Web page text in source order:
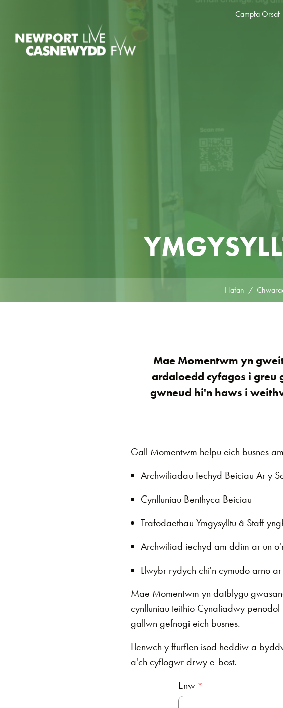
Campfa Orsaf
Hafan
Mae Momentwm yn
ardaloedd cyfagos i
gwneud hi'n haws i
Gall Momentwm helpu eich busnes
Archwiliadau Iechyd Beiciau Ar y
Cynlluniau Benthyca Beiciau
Trafodaethau Ymgysylltu â Staff
Archwiliad iechyd am ddim ar un
Llwybr rydych chi'n cymudo arno
Mae Momentwm yn datblygu
cynlluniau teithio Cynaliadwy
gallwn gefnogi eich busnes.
Llenwch y ffurflen isod heddiw a
a'ch cyflogwr drwy e-bost.
Enw